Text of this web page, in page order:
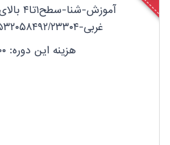
غربی-۱۴۰۵۳۲۰۵۸۴۹۲/۲۳۳۰۴-۱۴۰۵-بانوان
هزینه این دوره: ۱,۰۰۰,۰۰۰